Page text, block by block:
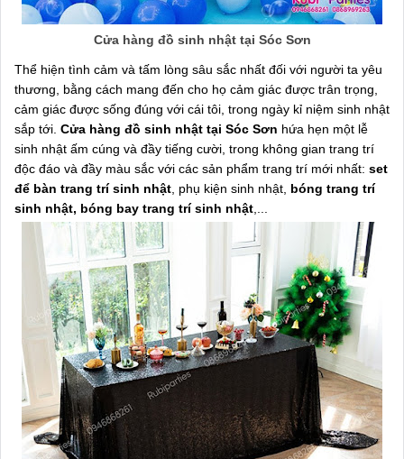
Cửa hàng đồ sinh nhật tại Sóc Sơn
Thể hiện tình cảm và tấm lòng sâu sắc nhất đối với người ta yêu
thương, bằng cách mang đến cho họ cảm giác được trân trọng,
cảm giác được sống đúng với cái tôi, trong ngày kỉ niệm sinh nhật
sắp tới. Cửa hàng đồ sinh nhật tại Sóc Sơn hứa hẹn một lễ
sinh nhật ấm cúng và đầy tiếng cười, trong không gian trang trí
độc đáo và đầy màu sắc với các sản phẩm trang trí mới nhất: set
để bàn trang trí sinh nhật , phụ kiện sinh nhật, bóng trang trí
sinh nhật, bóng bay trang trí sinh nhật